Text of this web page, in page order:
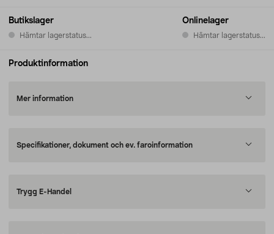
Butikslager
Hämtar lagerstatus...
Onlinelager
Hämtar lagerstatus...
Produktinformation
Mer information
Specifikationer, dokument och ev. faroinformation
Trygg E-Handel